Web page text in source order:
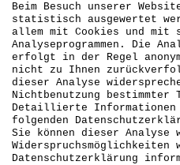
Beim Besuch unserer
statistisch ausgewertet
allem mit Cookies und mit
Analyseprogrammen. Die
erfolgt in der Regel
nicht zu Ihnen
dieser Analyse
Nichtbenutzung bestimmter
Detaillierte
folgenden
Sie können dieser Analyse
Datenschutzerklärung